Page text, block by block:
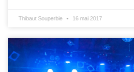
Thibaut Souperbie 16 mai 2017